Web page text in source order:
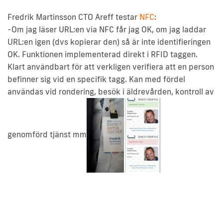
Fredrik Martinsson CTO Areff testar NFC:
-Om jag läser URL:en via NFC får jag OK, om jag laddar
URL:en igen (dvs kopierar den) så är inte identifieringen
OK. Funktionen implementerad direkt i RFID taggen.
Klart användbart för att verkligen verifiera att en person
befinner sig vid en specifik tagg. Kan med fördel
användas vid rondering, besök i äldrevården, kontroll av
genomförd tjänst mm